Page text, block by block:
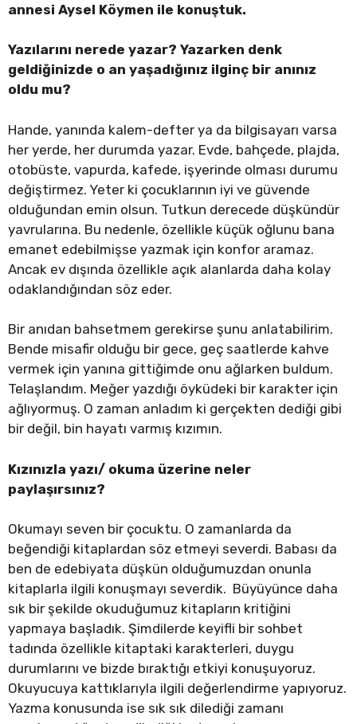
annesi Aysel Köymen ile konuştuk.
Yazılarını nerede yazar? Yazarken denk
geldiğinizde o an yaşadığınız ilginç bir anınız
oldu mu?
Hande, yanında kalem-defter ya da bilgisayarı varsa
her yerde, her durumda yazar. Evde, bahçede, plajda,
otobüste, vapurda, kafede, işyerinde olması durumu
değiştirmez. Yeter ki çocuklarının iyi ve güvende
olduğundan emin olsun. Tutkun derecede düşkündür
yavrularına. Bu nedenle, özellikle küçük oğlunu bana
emanet edebilmişse yazmak için konfor aramaz.
Ancak ev dışında özellikle açık alanlarda daha kolay
odaklandığından söz eder.
Bir anıdan bahsetmem gerekirse şunu anlatabilirim.
Bende misafir olduğu bir gece, geç saatlerde kahve
vermek için yanına gittiğimde onu ağlarken buldum.
Telaşlandım. Meğer yazdığı öyküdeki bir karakter için
ağlıyormuş. O zaman anladım ki gerçekten dediği gibi
bir değil, bin hayatı varmış kızımın.
Kızınızla yazı/ okuma üzerine neler
paylaşırsınız?
Okumayı seven bir çocuktu. O zamanlarda da
beğendiği kitaplardan söz etmeyi severdi. Babası da
ben de edebiyata düşkün olduğumuzdan onunla
kitaplarla ilgili konuşmayı severdik. Büyüyünce daha
sık bir şekilde okuduğumuz kitapların kritiğini
yapmaya başladık. Şimdilerde keyifli bir sohbet
tadında özellikle kitaptaki karakterleri, duygu
durumlarını ve bizde bıraktığı etkiyi konuşuyoruz.
Okuyucuya kattıklarıyla ilgili değerlendirme yapıyoruz.
Yazma konusunda ise sık sık dilediği zamanı